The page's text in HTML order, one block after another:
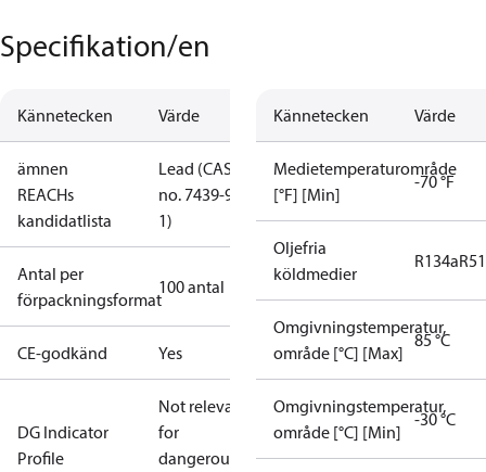
Specifikation/en
Kännetecken Värde
ämnen
REACHs
kandidatlista
Lead (CAS
no. 7439-92-
1)
Antal per
förpackningsformat
100 antal
CE-godkänd Yes
DG Indicator
Profile
Not relevant
for
dangerous
Kännetecken Värde
Medietemperaturområde
[°F] [Min]
-70 °F
Oljefria
köldmedier
R134a
Omgivningstemperatur,
område [°C] [Max]
85 °C
Omgivningstemperatur,
område [°C] [Min]
-30 °C